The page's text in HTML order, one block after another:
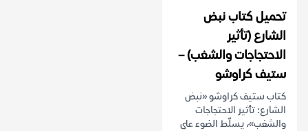
تحميل كتاب نبض
الشارع (تأثير
الاحتجاجات والشغب) –
ستيف كراوشو
كتاب ستيف كراوشو «نبض
الشارع: تأثير الاحتجاجات
والشغب»، يسلّط الضوء على